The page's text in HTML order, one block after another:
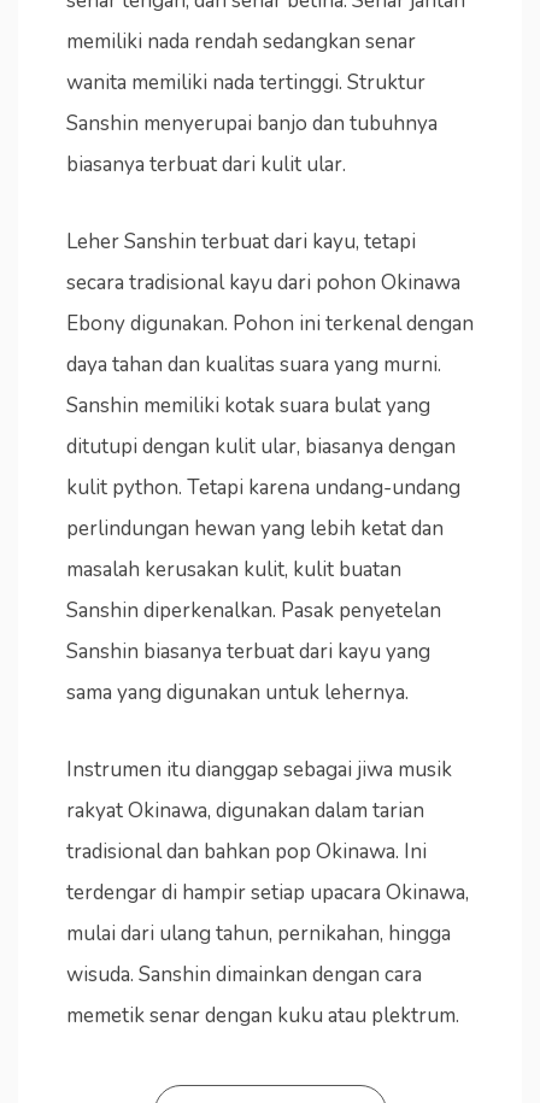
memiliki nada rendah sedangkan senar
wanita memiliki nada tertinggi. Struktur
Sanshin menyerupai banjo dan tubuhnya
biasanya terbuat dari kulit ular.
Leher Sanshin terbuat dari kayu, tetapi
secara tradisional kayu dari pohon Okinawa
Ebony digunakan. Pohon ini terkenal dengan
daya tahan dan kualitas suara yang murni.
Sanshin memiliki kotak suara bulat yang
ditutupi dengan kulit ular, biasanya dengan
kulit python. Tetapi karena undang-undang
perlindungan hewan yang lebih ketat dan
masalah kerusakan kulit, kulit buatan
Sanshin diperkenalkan. Pasak penyetelan
Sanshin biasanya terbuat dari kayu yang
sama yang digunakan untuk lehernya.
Instrumen itu dianggap sebagai jiwa musik
rakyat Okinawa, digunakan dalam tarian
tradisional dan bahkan pop Okinawa. Ini
terdengar di hampir setiap upacara Okinawa,
mulai dari ulang tahun, pernikahan, hingga
wisuda. Sanshin dimainkan dengan cara
memetik senar dengan kuku atau plektrum.